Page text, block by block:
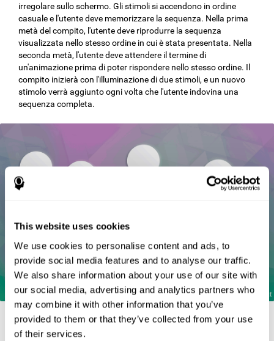
This website uses cookies
We use cookies to personalise content and ads, to
provide social media features and to analyse our traffic.
We also share information about your use of our site with
our social media, advertising and analytics partners who
may combine it with other information that you’ve
provided to them or that they’ve collected from your use
of their services.
irregolare sullo schermo. Gli stimoli si accendono in ordine
casuale e l'utente deve memorizzare la sequenza. Nella prima
metà del compito, l'utente deve riprodurre la sequenza
visualizzata nello stesso ordine in cui è stata presentata. Nella
seconda metà, l'utente deve attendere il termine di
un'animazione prima di poter rispondere nello stesso ordine. Il
compito inizierà con l'illuminazione di due stimoli, e un nuovo
stimolo verrà aggiunto ogni volta che l'utente indovina una
sequenza completa.